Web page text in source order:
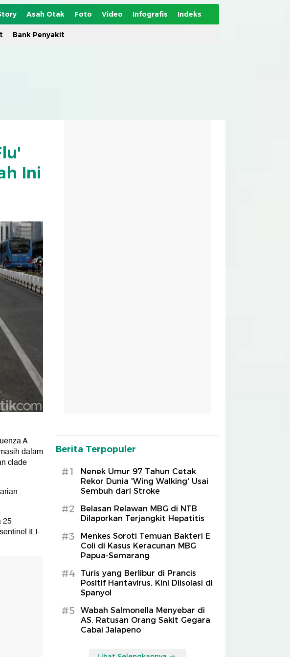
Asah Otak Foto Video Infografis Indeks
Bank Penyakit
Ini
A
dalam
clade
25
ILI-
Berita Terpopuler
#1
Nenek Umur 97 Tahun Cetak
Rekor Dunia 'Wing Walking' Usai
Sembuh dari Stroke
#2
Belasan Relawan MBG di NTB
Dilaporkan Terjangkit Hepatitis
#3
Menkes Soroti Temuan Bakteri E
Coli di Kasus Keracunan MBG
Papua-Semarang
#4
Turis yang Berlibur di Prancis
Positif Hantavirus, Kini Diisolasi di
Spanyol
#5
Wabah Salmonella Menyebar di
AS, Ratusan Orang Sakit Gegara
Cabai Jalapeno